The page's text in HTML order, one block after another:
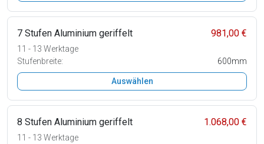
7 Stufen Aluminium geriffelt 981,00 €
11 - 13 Werktage
Stufenbreite:
600mm
Auswählen
8 Stufen Aluminium geriffelt 1.068,00 €
11 - 13 Werktage